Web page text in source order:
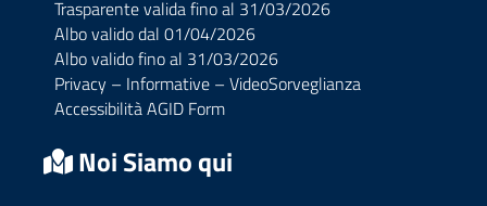
Trasparente valida fino al 31/03/2026
Albo valido dal 01/04/2026
Albo valido fino al 31/03/2026
Privacy – Informative – VideoSorveglianza
Accessibilità AGID Form
Noi Siamo qui